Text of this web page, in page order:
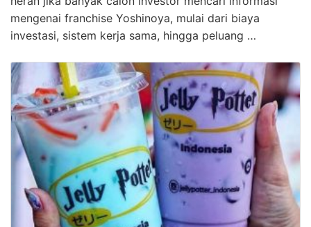
mengenai franchise Yoshinoya, mulai dari biaya
investasi, sistem kerja sama, hingga peluang …